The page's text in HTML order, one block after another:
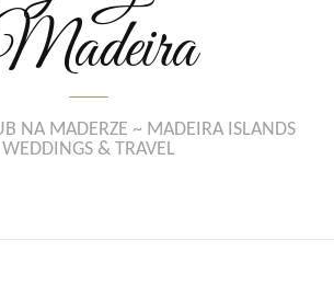
NA MADERZE ~ MADEIRA ISLANDS
WEDDINGS & TRAVEL